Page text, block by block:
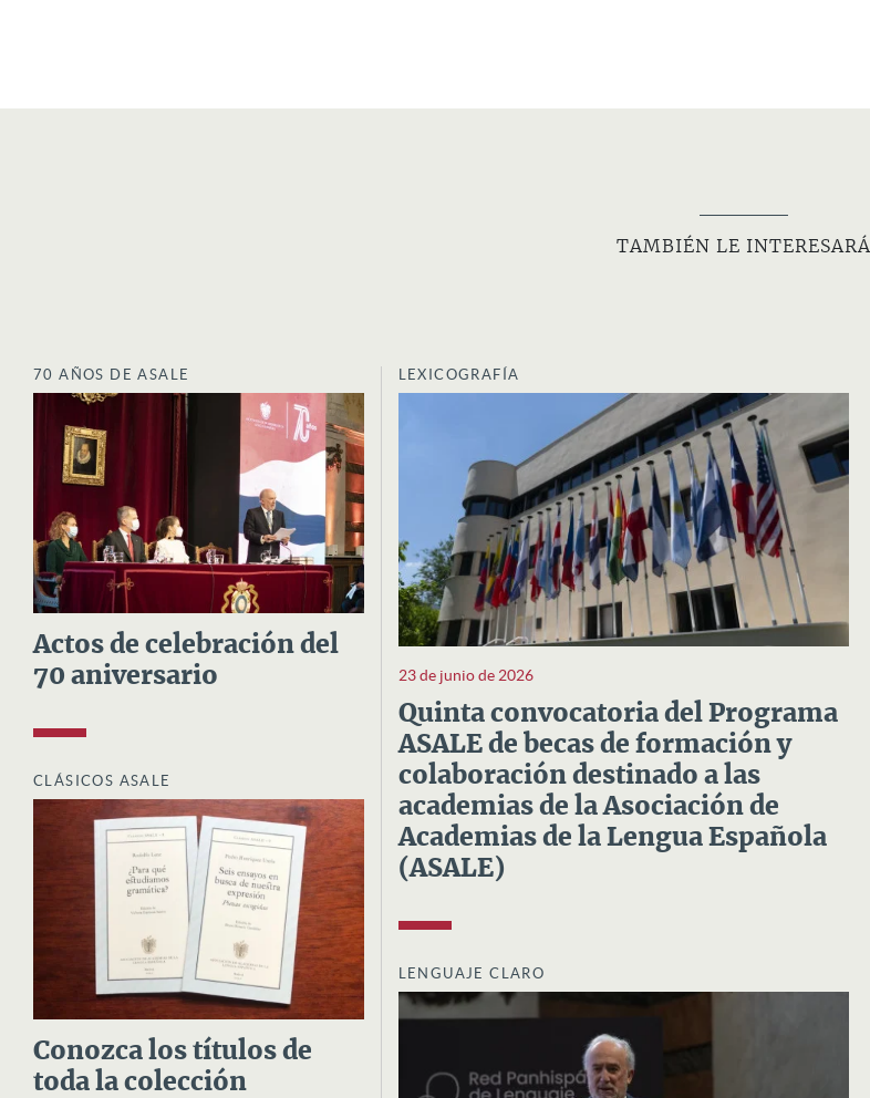
TAMBIÉN LE INTERESARÁ
70 AÑOS DE ASALE
Actos de celebración del
70 aniversario
CLÁSICOS ASALE
Conozca los títulos de
toda la colección
LEXICOGRAFÍA
23 de junio de 2026
Quinta convocatoria del Programa
ASALE de becas de formación y
colaboración destinado a las
academias de la Asociación de
Academias de la Lengua Española
(ASALE)
LENGUAJE CLARO